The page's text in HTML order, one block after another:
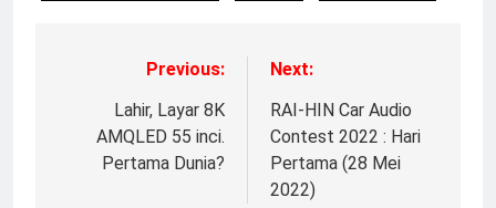
Previous:
Lahir, Layar 8K
AMQLED 55 inci.
Pertama Dunia?
Next:
RAI-HIN Car Audio
Contest 2022 : Hari
Pertama (28 Mei
2022)